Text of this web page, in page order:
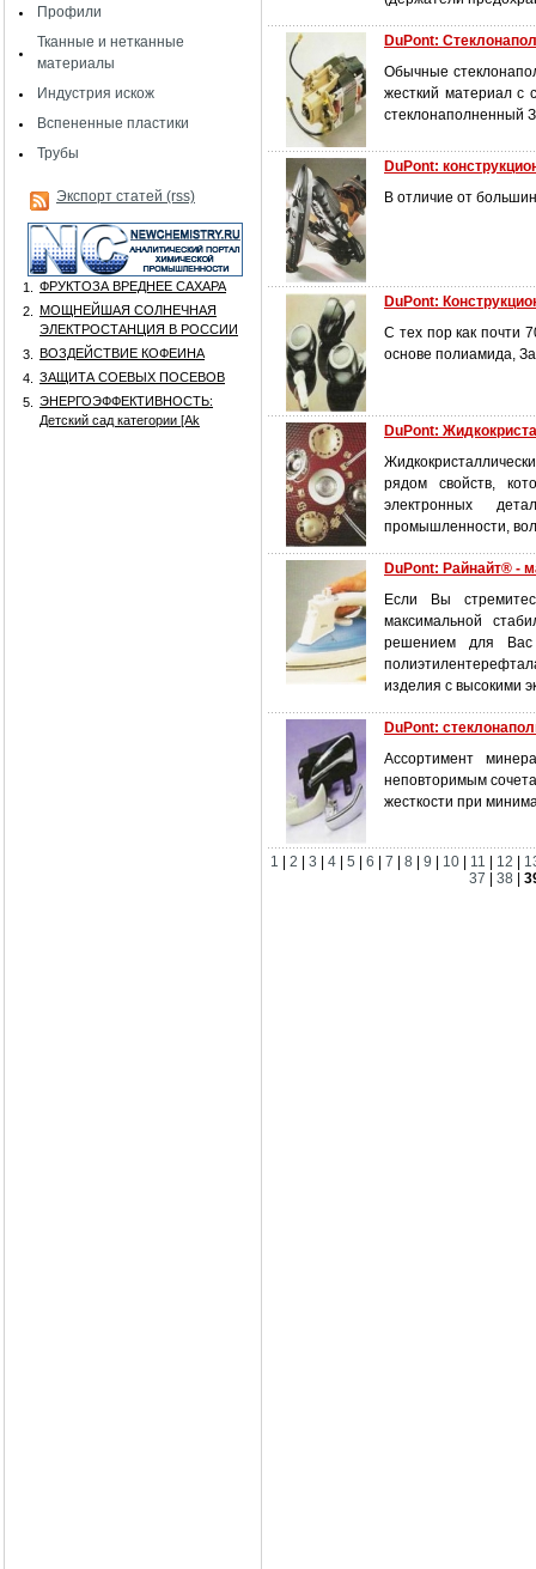
Профили
Тканные и нетканные
материалы
Индустрия искож
Вспененные пластики
Трубы
Экспорт статей (rss)
1.
ФРУКТОЗА ВРЕДНЕЕ САХАРА
2.
МОЩНЕЙШАЯ СОЛНЕЧНАЯ
ЭЛЕКТРОСТАНЦИЯ В РОССИИ
3.
ВОЗДЕЙСТВИЕ КОФЕИНА
4.
ЗАЩИТА СОЕВЫХ ПОСЕВОВ
5.
ЭНЕРГОЭФФЕКТИВНОСТЬ:
Детский сад категории [Аk
DuPont:
Обычные
жесткий материал с
стеклонаполненный
DuPont:
В отличие от
DuPont:
С тех пор как почти
основе полиамида,
DuPont:
рядом свойств,
электронных
промышленности,
DuPont: Райнайт® -
Если Вы
максимальной
решением для Вас
изделия с высокими
DuPont:
Ассортимент
неповторимым
жесткости при
1 2 3 4 5 6 7 8 9 10 11 12
37
|38 |